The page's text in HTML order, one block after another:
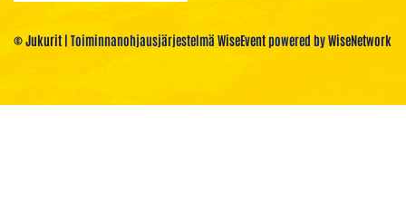
© Jukurit | Toiminnanohjausjärjestelmä WiseEventpowered byWiseNetwork